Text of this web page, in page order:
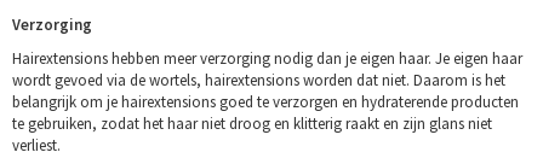
Verzorging
Hairextensions hebben meer verzorging nodig dan je eigen haar. Je eigen haar
wordt gevoed via de wortels, hairextensions worden dat niet. Daarom is het
belangrijk om je hairextensions goed te verzorgen en hydraterende producten
te gebruiken, zodat het haar niet droog en klitterig raakt en zijn glans niet
verliest.